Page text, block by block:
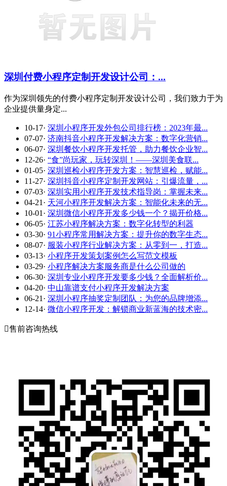
深圳付费小程序定制开发设计公司：...
作为深圳领先的付费小程序定制开发设计公司，我们致力于为
企业提供量身定...
10-17· 深圳小程序开发外包公司排行榜：2023年最...
07-07· 济南抖音小程序开发解决方案：数字化营销...
06-07· 深圳餐饮小程序开发托管，助力餐饮企业智...
12-26· “食”尚玩家，玩转深圳！——深圳美食联...
01-05· 深圳巡检小程序开发方案：智慧巡检，赋能...
11-27· 深圳抖音小程序定制开发网站：引爆流量，...
07-03· 深圳实用小程序开发技术指导岗：掌握未来...
04-21 · 天河小程序开发解决方案：智能化未来的无...
10-01 · 深圳微信小程序开发多少钱一个？揭开价格...
06-05· 江苏小程序解决方案：数字化转型的利器
03-30· 91小程序常用解决方案：提升你的数字生态...
08-07· 服装小程序行业解决方案：从零到一，打造...
03-13· 小程序开发策划案例怎么写范文模板
03-29· 小程序解决方案服务商是什么公司做的
06-30· 深圳专业小程序开发要多少钱？全面解析价...
04-20· 中山靠谱支付小程序开发解决方案
06-21 · 深圳小程序抽奖定制团队：为您的品牌增添...
12-14· 微信小程序开发：解锁商业新蓝海的技术密...
售前咨询热线